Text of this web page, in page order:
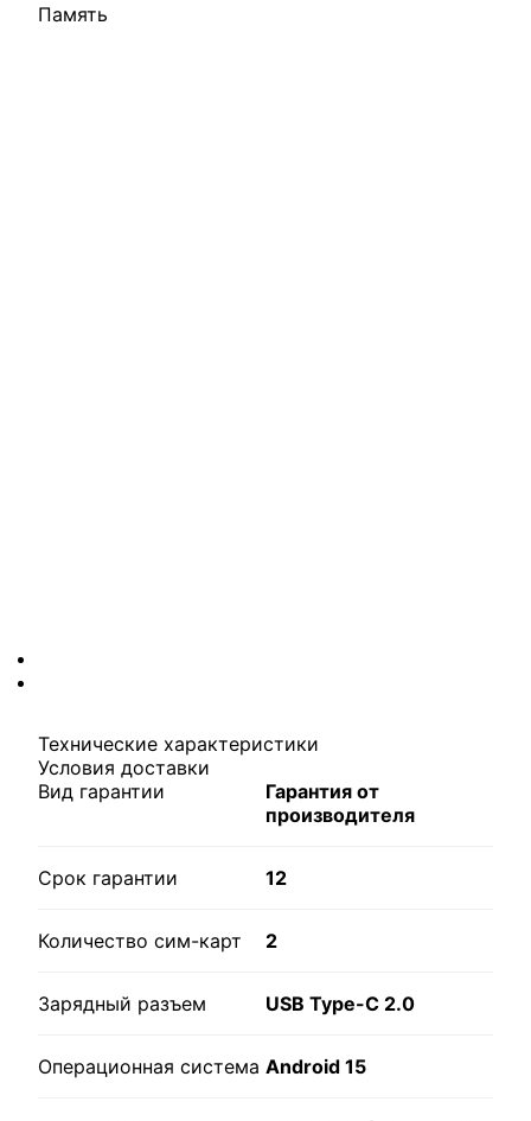
Память
Технические характеристики
Условия доставки
Вид гарантии
Гарантия от
производителя
Срок гарантии 12
Количество сим-карт 2
Зарядный разъем USB Type-C 2.0
Операционная система Android 15